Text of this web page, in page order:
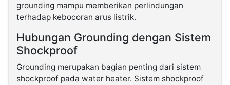
grounding mampu memberikan perlindungan
terhadap kebocoran arus listrik.
Hubungan Grounding dengan Sistem
Shockproof
Grounding merupakan bagian penting dari sistem
shockproof pada water heater. Sistem shockproof